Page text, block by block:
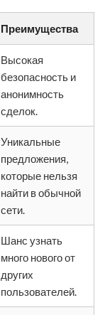
Преимущества
Высокая
безопасность и
анонимность
сделок.
Уникальные
предложения,
которые нельзя
найти в обычной
сети.
Шанс узнать
много нового от
других
пользователей.